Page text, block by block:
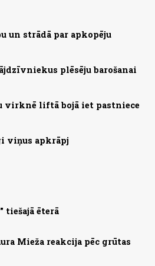
un strādā par apkopēju
plēsēju barošanai
virknē liftā bojā iet pastniece
viņus apkrāpj
tiešajā ēterā
Mieža reakcija pēc grūtas